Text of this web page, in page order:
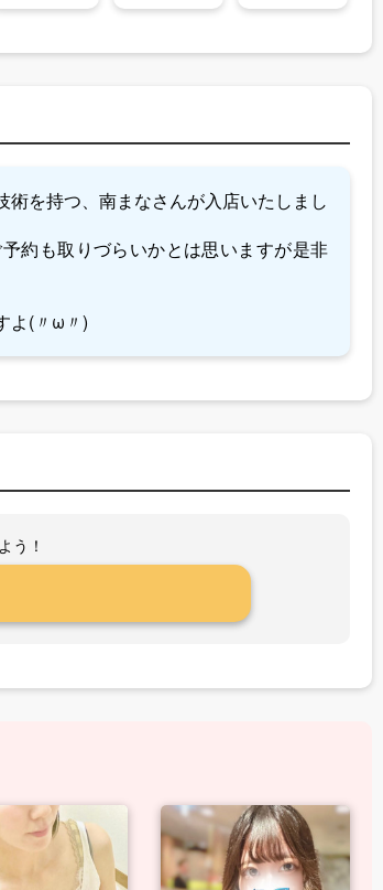
を持つ、南まなさんが入店いたしまし
約も取りづらいかとは思いますが是非
よ(〃ω〃)
う！